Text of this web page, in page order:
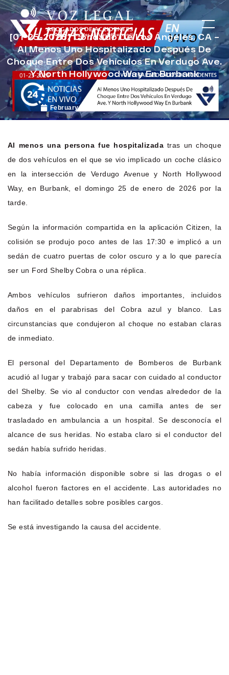
[01-25-2026] Condado De Los Ángeles, CA –
Al Menos Uno Hospitalizado Después De
Choque Entre Dos Vehículos En Verdugo Ave.
Y North Hollywood Way En Burbank
February 13, 2026 Noticias de Accidentes
Al menos una persona fue hospitalizada tras un choque
de dos vehículos en el que se vio implicado un coche clásico
en la intersección de Verdugo Avenue y North Hollywood
Way, en Burbank, el domingo 25 de enero de 2026 por la
tarde.
Según la información compartida en la aplicación Citizen, la
colisión se produjo poco antes de las 17:30 e implicó a un
sedán de cuatro puertas de color oscuro y a lo que parecía
ser un Ford Shelby Cobra o una réplica.
Ambos vehículos sufrieron daños importantes, incluidos
daños en el parabrisas del Cobra azul y blanco. Las
circunstancias que condujeron al choque no estaban claras
de inmediato.
El personal del Departamento de Bomberos de Burbank
acudió al lugar y trabajó para sacar con cuidado al conductor
del Shelby. Se vio al conductor con vendas alrededor de la
cabeza y fue colocado en una camilla antes de ser
trasladado en ambulancia a un hospital. Se desconocía el
alcance de sus heridas. No estaba claro si el conductor del
sedán había sufrido heridas.
No había información disponible sobre si las drogas o el
alcohol fueron factores en el accidente. Las autoridades no
han facilitado detalles sobre posibles cargos.
Se está investigando la causa del accidente.